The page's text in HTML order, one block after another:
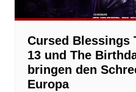
Cursed Blessings
13 und The
bringen den
Europa